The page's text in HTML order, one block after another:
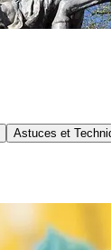
Astuces et